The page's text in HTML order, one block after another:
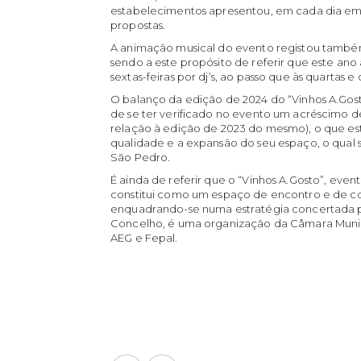
estabelecimentos apresentou, em cada dia
propostas.
A animação musical do evento registou
sendo a este propósito de referir que este ano
sextas-feiras por dj’s, ao passo que às quartas
O balanço da edição de 2024 do “Vinhos
de se ter verificado no evento um acréscimo
relação à edição de 2023 do mesmo), o que
qualidade e a expansão do seu espaço, o
São Pedro.
É ainda de referir que o “Vinhos A.Gosto”,
constitui como um espaço de encontro e de
enquadrando-se numa estratégia concertada
Concelho, é uma organização da Câmara
AEG e Fepal.